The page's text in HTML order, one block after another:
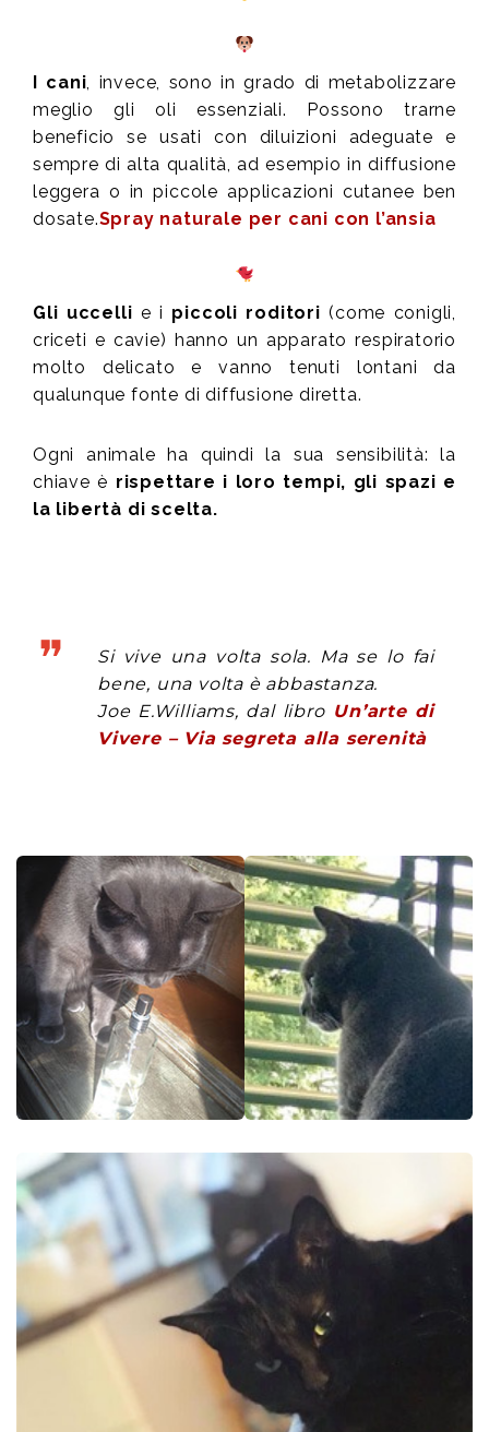
I cani, invece, sono in grado di metabolizzare
meglio gli oli essenziali. Possono trarne
beneficio se usati con diluizioni adeguate e
sempre di alta qualità, ad esempio in diffusione
leggera o in piccole applicazioni cutanee ben
dosate.Spray naturale per cani con l’ansia
Gli uccelli e i piccoli roditori (come conigli,
criceti e cavie) hanno un apparato respiratorio
molto delicato e vanno tenuti lontani da
qualunque fonte di diffusione diretta.
Ogni animale ha quindi la sua sensibilità: la
chiave è rispettare i loro tempi, gli spazi e
la libertà di scelta.
Si vive una volta sola. Ma se lo fai
bene, una volta è abbastanza.
Joe E.Williams, dal libroUn’arte di
Vivere – Via segreta alla serenità